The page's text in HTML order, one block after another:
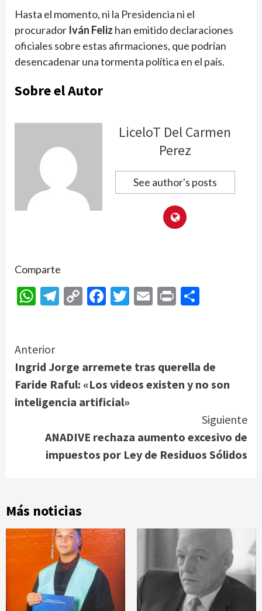
Hasta el momento, ni la Presidencia ni el
procurador Iván Feliz han emitido declaraciones
oficiales sobre estas afirmaciones, que podrían
desencadenar una tormenta política en el país.
Sobre el Autor
LiceloT Del Carmen
Perez
See author's posts
Comparte
WhatsApp
Telegram
CopyFacebook
Twitter
Email
Print
Continue
Reading
Anterior
Ingrid Jorge arremete tras querella de
Faride Raful: «Los videos existen y no son
inteligencia artificial»
Siguiente
ANADIVE rechaza aumento excesivo de
impuestos por Ley de Residuos Sólidos
Más noticias